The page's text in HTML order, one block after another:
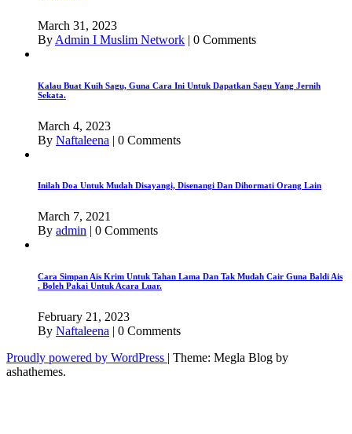
March 31, 2023
By Admin I Muslim Network | 0 Comments
Kalau Buat Kuih Sagu, Guna Cara Ini Untuk Dapatkan Sagu Yang Jernih
Sekata.
March 4, 2023
By Naftaleena | 0 Comments
Inilah Doa Untuk Mudah Disayangi, Disenangi Dan Dihormati Orang Lain
March 7, 2021
By admin | 0 Comments
Cara Simpan Ais Krim Untuk Tahan Lama Dan Tak Mudah Cair Guna Baldi Ais
. Boleh Pakai Untuk Acara Luar.
February 21, 2023
By Naftaleena | 0 Comments
Proudly powered by WordPress | Theme: Megla Blog by
ashathemes.